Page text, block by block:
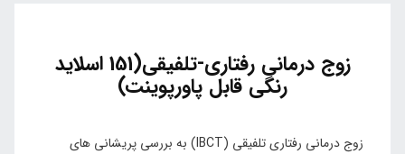
زوج درمانی رفتاری-تلفیقی(151 اسلاید
رنگی قابل پاورپوینت)
زوج درمانی رفتاری تلفیقی (IBCT) به بررسی پریشانی های